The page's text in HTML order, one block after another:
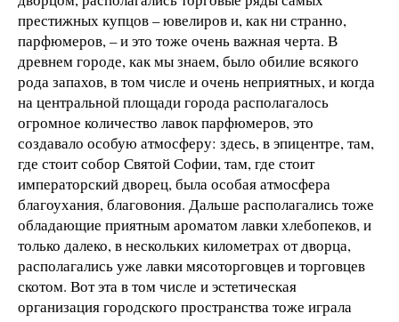
престижных купцов – ювелиров и, как ни странно,
парфюмеров, – и это тоже очень важная черта. В
древнем городе, как мы знаем, было обилие всякого
рода запахов, в том числе и очень неприятных, и когда
на центральной площади города располагалось
огромное количество лавок парфюмеров, это
создавало особую атмосферу: здесь, в эпицентре, там,
где стоит собор Святой Софии, там, где стоит
императорский дворец, была особая атмосфера
благоухания, благовония. Дальше располагались тоже
обладающие приятным ароматом лавки хлебопеков, и
только далеко, в нескольких километрах от дворца,
располагались уже лавки мясоторговцев и торговцев
скотом. Вот эта в том числе и эстетическая
организация городского пространства тоже играла